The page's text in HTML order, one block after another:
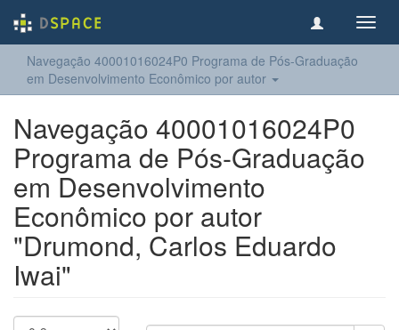
Navegação 40001016024P0 Programa de Pós-Graduação
em Desenvolvimento Econômico por autor
Navegação 40001016024P0
Programa de Pós-Graduação
em Desenvolvimento
Econômico por autor
"Drumond, Carlos Eduardo
Iwai"